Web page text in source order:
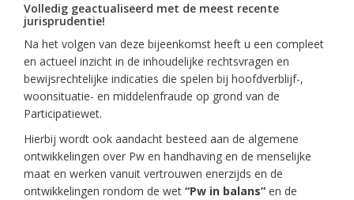
Volledig geactualiseerd met de meest recente
jurisprudentie!
Na het volgen van deze bijeenkomst heeft u een compleet
en actueel inzicht in de inhoudelijke rechtsvragen en
bewijsrechtelijke indicaties die spelen bij hoofdverblijf-,
woonsituatie- en middelenfraude op grond van de
Participatiewet.
Hierbij wordt ook aandacht besteed aan de algemene
ontwikkelingen over Pw en handhaving en de menselijke
maat en werken vanuit vertrouwen enerzijds en de
ontwikkelingen rondom de wet “Pw in balans” en de